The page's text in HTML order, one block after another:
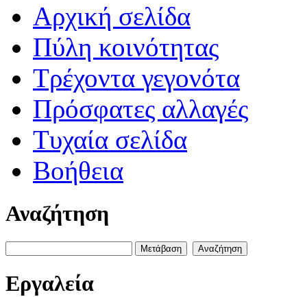
Αρχική σελίδα
Πύλη κοινότητας
Τρέχοντα γεγονότα
Πρόσφατες αλλαγές
Τυχαία σελίδα
Βοήθεια
Αναζήτηση
Εργαλεία